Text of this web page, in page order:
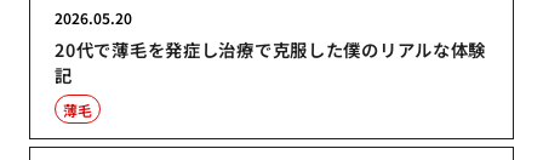
20代で薄毛を発症し治療で克服した僕のリアルな体験
記
2026.05.20
薄毛